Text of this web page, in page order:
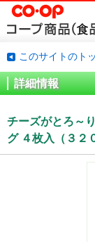
このサイトのト
詳細情報
チーズがとろ～
グ ４枚入（３２